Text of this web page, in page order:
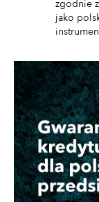
zgodnie
jako